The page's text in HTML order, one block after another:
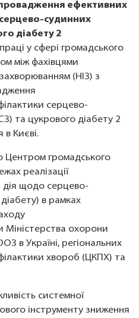
ефективних
судинних
діабету 2
у сфері громадського
між фахівцями
(НІЗ) з
серцево-
та цукрового діабету 2
в Києві.
Центром громадського
реалізації
дія щодо серцево-
в рамках
Міністерства охорони
в Україні, регіональних
хвороб (ЦКПХ) та
системної
інструменту зниження